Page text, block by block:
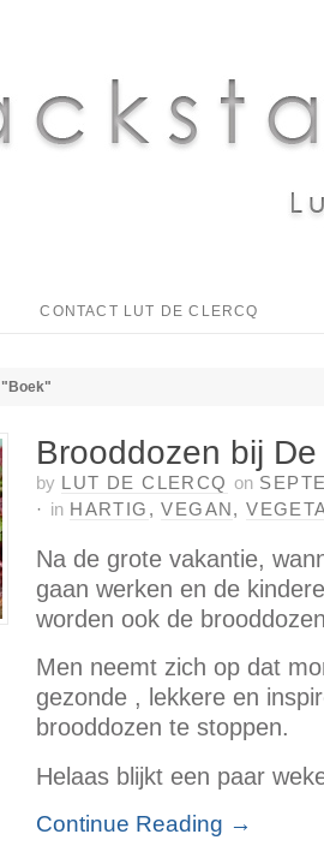
CONTACT LUT DE CLERCQ
"Boek"
Brooddozen bij
by LUT DE CLERCQ on
· in HARTIG ,VEGAN,
Na de grote vakantie,
gaan werken en de
worden ook de
Men neemt zich op dat
gezonde , lekkere en
brooddozen te stoppen.
Helaas blijkt een paar
Continue Reading →